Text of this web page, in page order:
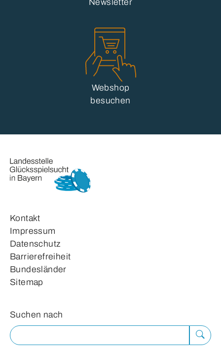
Newsletter
Webshop
besuchen
Kontakt
Impressum
Datenschutz
Barrierefreiheit
Bundesländer
Sitemap
Suchformular
Suchen nach
Suche